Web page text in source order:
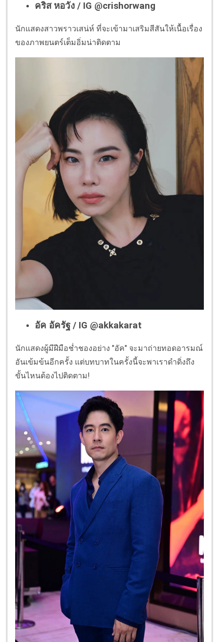
คริส หอวัง / IG @crishorwang
นักแสดงสาวพราวเสน่ห์ ที่จะเข้ามาเสริมสีสันให้เนื้อเรื่อง
ของภาพยนตร์เต็มอิ่มน่าติดตาม
อัค อัครัฐ / IG @akkakarat
นักแสดงผู้มีฝีมือช่ำชองอย่าง "อัค" จะมาถ่ายทอดอารมณ์
อันเข้มข้นอีกครั้ง แต่บทบาทในครั้งนี้จะพาเราดำดิ่งถึง
ขั้นไหนต้องไปติดตาม!